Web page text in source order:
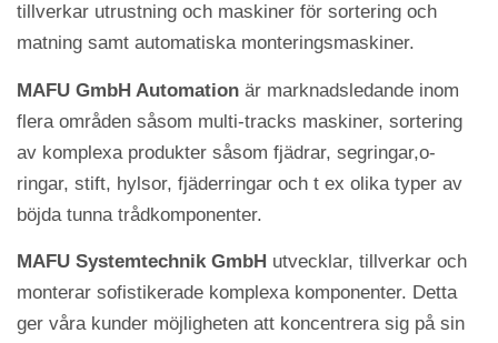
tillverkar utrustning och maskiner för sortering och
matning samt automatiska monteringsmaskiner.
MAFU GmbH Automation är marknadsledande inom
flera områden såsom multi-tracks maskiner, sortering
av komplexa produkter såsom fjädrar, segringar,o-
ringar, stift, hylsor, fjäderringar och t ex olika typer av
böjda tunna trådkomponenter.
MAFU Systemtechnik GmbH utvecklar, tillverkar och
monterar sofistikerade komplexa komponenter. Detta
ger våra kunder möjligheten att koncentrera sig på sin